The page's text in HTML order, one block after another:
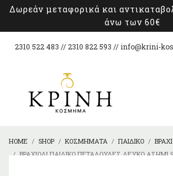
Δωρεάν μεταφορικά και
άνω των 60€
2310 522 483 // 2310 822 593 // info@krini-
HOME SHOP ΚΟΣΜΉΜΑΤΑ ΠΑΙΔΙΚΌ
ΒΡΑΧΙΌΛΙ ΠΑΙΔΙΚΌ ΠΕΤΑΛΟΎΔΕΣ ΛΕΥΚΌ ΑΣΉΜΙ